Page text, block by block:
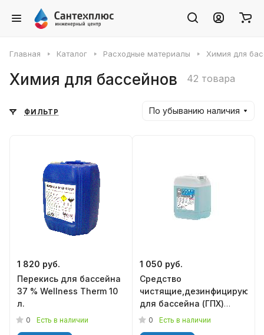
Главная Каталог Расходные материалы Химия для
Химия для бассейнов 42 товара
ФИЛЬТР По убыванию наличия
1 820 руб.
Перекись для бассейна
37 % Wellness Therm 10
л.
0 Есть в наличии
1 050 руб.
Средство
для бассейна (ГПХ)
0 Есть в наличии